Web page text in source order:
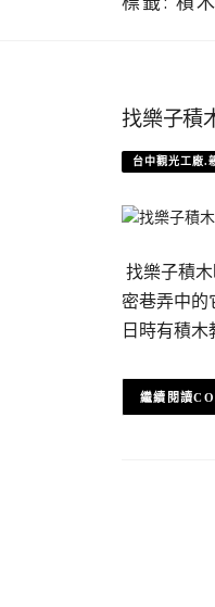
找樂子積
台中觀光工廠.
找樂子積
密巷弄中的
日時有積